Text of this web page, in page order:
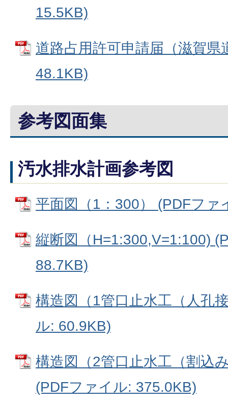
15.5KB)
道路占用許可申請届（滋賀
48.1KB)
参考図面集
汚水排水計画参考図
平面図（1：300） (PDFファ
縦断図（H=1:300,V=1:100)
88.7KB)
構造図（1管口止水工（人孔
ル: 60.9KB)
構造図（2管口止水工（割込
(PDFファイル: 375.0KB)